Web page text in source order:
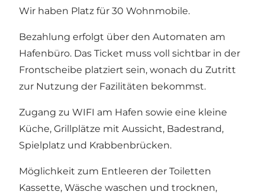
Wir haben Platz für 30 Wohnmobile.
Bezahlung erfolgt über den Automaten am
Hafenbüro. Das Ticket muss voll sichtbar in der
Frontscheibe platziert sein, wonach du Zutritt
zur Nutzung der Fazilitäten bekommst.
Zugang zu WIFI am Hafen sowie eine kleine
Küche, Grillplätze mit Aussicht, Badestrand,
Spielplatz und Krabbenbrücken.
Möglichkeit zum Entleeren der Toiletten
Kassette, Wäsche waschen und trocknen,